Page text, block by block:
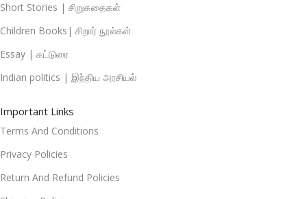
Short Stories | சிறுகதைகள்
Children Books| சிறார் நூல்கள்
Essay | கட்டுரை
Indian politics | இந்திய அரசியல்
Important Links
Terms And Conditions
Privacy Policies
Return And Refund Policies